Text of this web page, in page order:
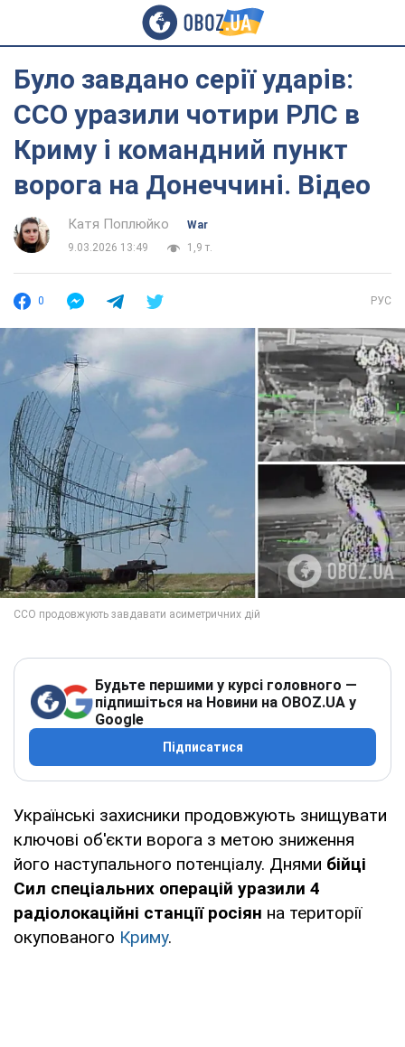
Було завдано серії ударів:
ССО уразили чотири РЛС в
Криму і командний пункт
ворога на Донеччині. Відео
Катя Поплюйко
War
9.03.2026 13:49
1,9 т.
0 РУС
Будьте першими у курсі головного —
підпишіться на Новини на OBOZ.UA у
Google
Підписатися
Українські захисники продовжують знищувати
ключові об'єкти ворога з метою зниження
його наступального потенціалу. Днями бійці
Сил спеціальних операцій уразили 4
радіолокаційні станції росіян на території
окупованого Криму.